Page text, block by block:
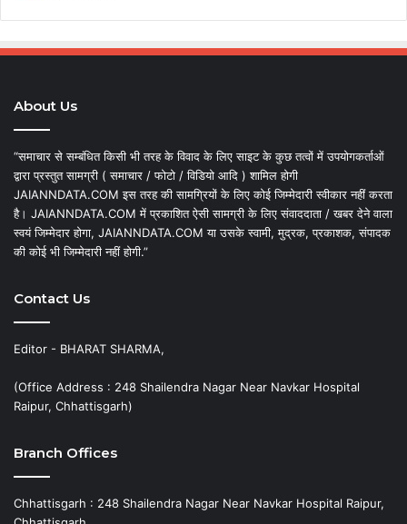
About Us
“समाचार से सम्बंधित किसी भी तरह के विवाद के लिए साइट के कुछ तत्वों में उपयोगकर्ताओं
द्वारा प्रस्तुत सामग्री ( समाचार / फोटो / विडियो आदि ) शामिल होगी
JAIANNDATA.COM इस तरह की सामग्रियों के लिए कोई जिम्मेदारी स्वीकार नहीं करता
है। JAIANNDATA.COM में प्रकाशित ऐसी सामग्री के लिए संवाददाता / खबर देने वाला
स्वयं जिम्मेदार होगा, JAIANNDATA.COM या उसके स्वामी, मुद्रक, प्रकाशक, संपादक
की कोई भी जिम्मेदारी नहीं होगी.”
Contact Us
Editor - BHARAT SHARMA,
(Office Address : 248 Shailendra Nagar Near Navkar Hospital
Raipur, Chhattisgarh)
Branch Offices
Chhattisgarh : 248 Shailendra Nagar Near Navkar Hospital Raipur,